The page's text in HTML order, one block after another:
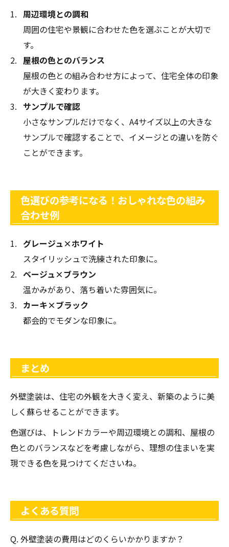
周辺環境との調和
周囲の住宅や景観に合わせた色を選ぶことが大切で
す。
屋根の色とのバランス
屋根の色との組み合わせ方によって、住宅全体の印象
が大きく変わります。
サンプルで確認
小さなサンプルだけでなく、A4サイズ以上の大きな
サンプルで確認することで、イメージとの違いを防ぐ
ことができます。
色選びの参考になる！おしゃれな色の組み
合わせ例
グレージュ×ホワイト
スタイリッシュで洗練された印象に。
ベージュ×ブラウン
温かみがあり、落ち着いた雰囲気に。
カーキ×ブラック
都会的でモダンな印象に。
まとめ
外壁塗装は、住宅の外観を大きく変え、新築のように美
しく蘇らせることができます。
色選びは、トレンドカラーや周辺環境との調和、屋根の
色とのバランスなどを考慮しながら、理想の住まいを実
現できる色を見つけてくださいね。
よくある質問
Q. 外壁塗装の費用はどのくらいかかりますか？